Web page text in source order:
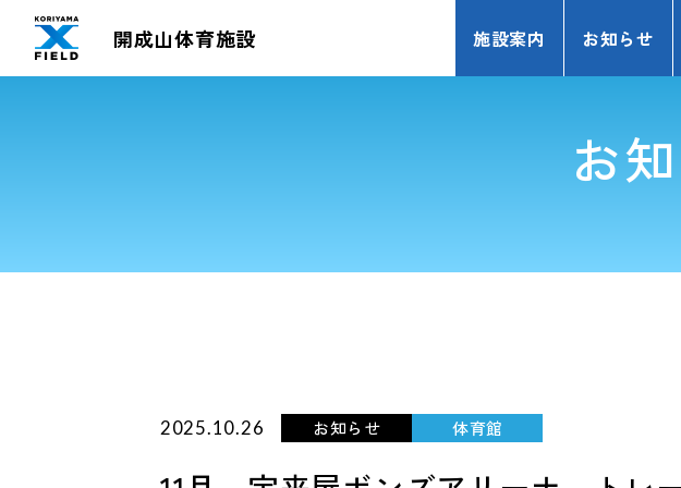
開成山体育施設 施設案内 お知らせ
お
2025.10.26 お知らせ 体育館